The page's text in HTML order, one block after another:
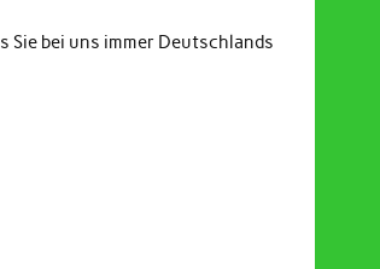
Sie bei uns immer Deutschlands